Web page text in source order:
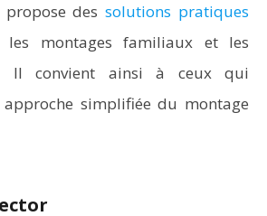
propose dessolutions pratiques
les montages familiaux et les
Il convient ainsi à ceux qui
approche simplifiée du montage